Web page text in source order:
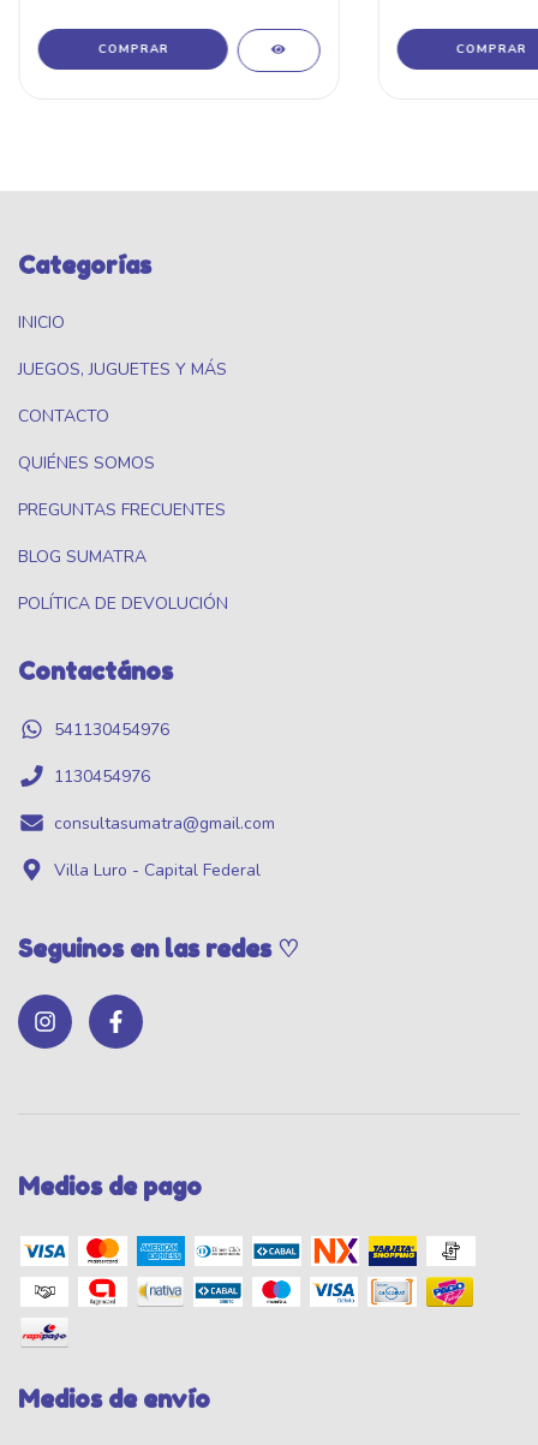
COMPRAR
Categorías
INICIO
JUEGOS, JUGUETES Y MÁS
CONTACTO
QUIÉNES SOMOS
PREGUNTAS FRECUENTES
BLOG SUMATRA
POLÍTICA DE DEVOLUCIÓN
Contactános
541130454976
1130454976
consultasumatra@gmail.com
Villa Luro - Capital Federal
Seguinos en las redes ♡
Medios de pago
Medios de envío